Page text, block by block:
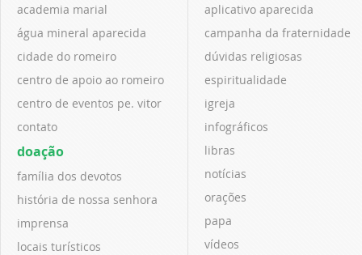
academia marial
água mineral aparecida
cidade do romeiro
centro de apoio ao romeiro
centro de eventos pe. vitor
contato
doação
família dos devotos
história de nossa senhora
imprensa
locais turísticos
aplicativo aparecida
campanha da fraternidade
dúvidas religiosas
espiritualidade
igreja
infográficos
libras
notícias
orações
papa
vídeos